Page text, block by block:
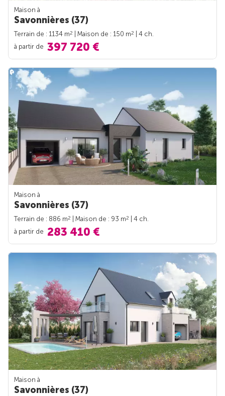
Maison à
Savonnières (37)
Terrain de : 1134 m2 | Maison de : 150 m2
| 4 ch.
à partir de 397 720 €
Maison à
Savonnières (37)
Terrain de : 886 m2 | Maison de : 93 m2
| 4 ch.
à partir de 283 410 €
Maison à
Savonnières (37)